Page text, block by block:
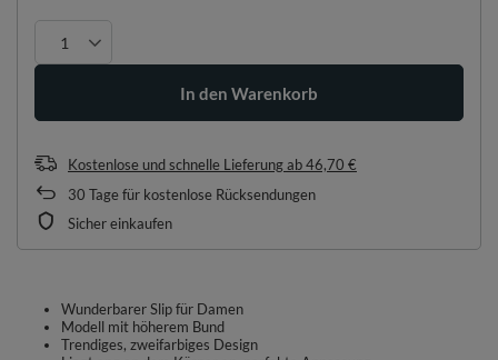
In den Warenkorb
Kostenlose und schnelle Lieferungab46,70 €
30 Tage für kostenlose Rücksendungen
Sicher einkaufen
Wunderbarer Slip für Damen
Modell mit höherem Bund
Trendiges, zweifarbiges Design